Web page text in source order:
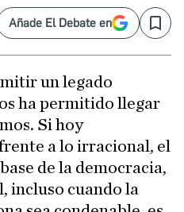
Añade El Debate en Save
un legado
ha permitido llegar
Si hoy
a lo irracional, el
de la democracia,
incluso cuando la